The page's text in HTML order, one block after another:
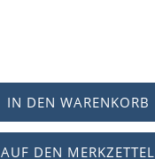
IN DEN WARENKORB
AUF DEN MERKZETTEL